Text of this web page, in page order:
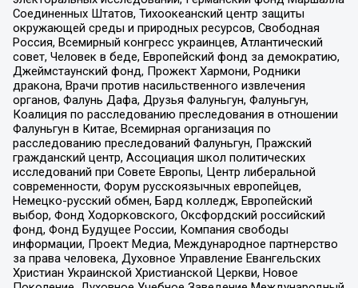
Соединенных Штатов, Тихоокеанский центр защиты
окружающей среды и природных ресурсов, Свободная
Россия, Всемирный конгресс украинцев, Атлантический
совет, Человек в беде, Европейский фонд за демократию,
Джеймстаунский фонд, Прожект Хармони, Родники
дракона, Врачи против насильственного извлечения
органов, Фалунь Дафа, Друзья Фалуньгун, Фалуньгун,
Коалиция по расследованию преследования в отношении
Фалуньгун в Китае, Всемирная организация по
расследованию преследований Фалуньгун, Пражский
гражданский центр, Ассоциация школ политических
исследований при Совете Европы, Центр либеральной
современности, Форум русскоязычных европейцев,
Немецко-русский обмен, Бард колледж, Европейский
выбор, Фонд Ходорковского, Оксфордский российский
фонд, Фонд Будущее России, Компания свободы
информации, Проект Медиа, Международное партнерство
за права человека, Духовное Управление Евангельских
Христиан Украинской Христианской Церкви, Новое